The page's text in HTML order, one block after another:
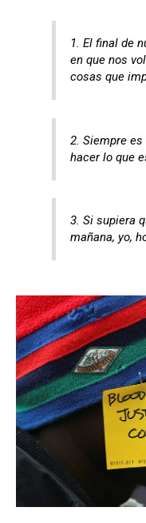
1. El final de
en que nos
cosas que
2. Siempre
hacer lo que
3. Si supiera
mañana, yo,